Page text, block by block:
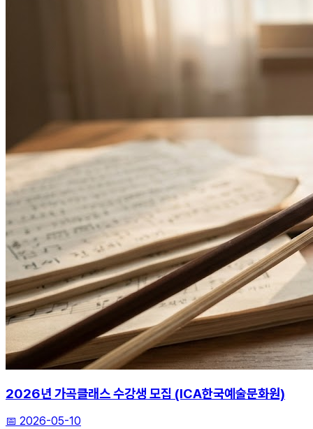
2026년 가곡클래스 수강생 모집 (ICA한국예술문화원)
📅 2026-05-10